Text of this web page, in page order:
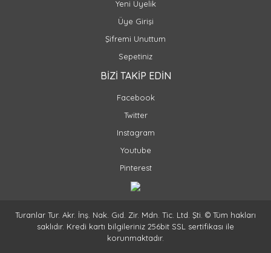
Yeni Üyelik
Üye Girişi
Şifremi Unuttum
Sepetiniz
BİZİ TAKİP EDİN
Facebook
Twitter
Instagram
Youtube
Pinterest
Turanlar Tur. Akr. İnş. Nak. Gıd. Zir. Mdn. Tic. Ltd. Şti. © Tüm hakları
saklıdır. Kredi kartı bilgileriniz 256bit SSL sertifikası ile
korunmaktadır.